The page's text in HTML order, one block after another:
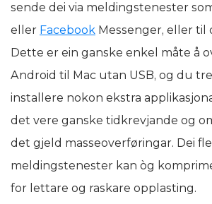
sende dei via meldingstenester
eller Facebook Messenger, eller til
Dette er ein ganske enkel måte å
Android til Mac utan USB, og du
installere nokon ekstra
det vere ganske tidkrevjande og
det gjeld masseoverføringar. Dei
meldingstenester kan òg
for lettare og raskare opplasting.